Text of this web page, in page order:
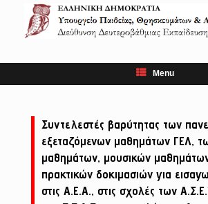
content
Menu
Συντελεστές βαρύτητας των
εξεταζόμενων μαθημάτων ΓΕΛ,
μαθημάτων, μουσικών
πρακτικών δοκιμασιών για
στις Α.Ε.Α., στις σχολές των